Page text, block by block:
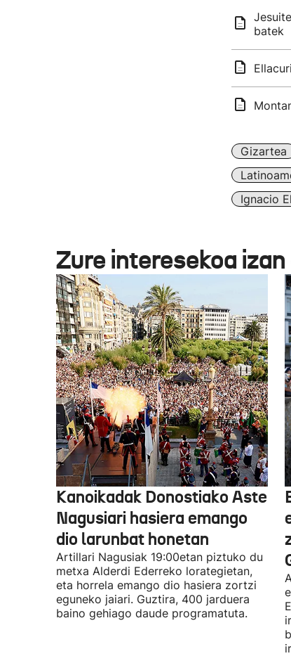
batek
Gizartea
Ignacio
Zure interesekoa
Kanoikadak Donostiako Aste
Nagusiari hasiera emango
dio larunbat honetan
Artillari Nagusiak 19:00etan piztuko du
metxa Alderdi Ederreko lorategietan,
eta horrela emango dio hasiera zortzi
eguneko jaiari. Guztira, 400 jarduera
baino gehiago daude programatuta.